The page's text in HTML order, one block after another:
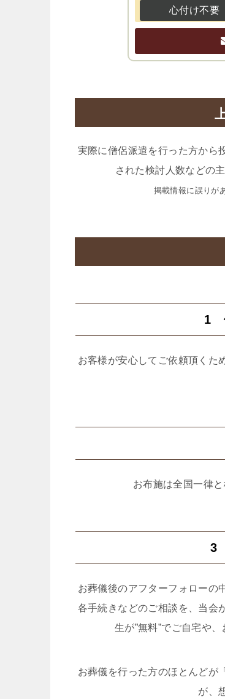
心付け不要
実際に僧侶派遣を行った方から
された検討人数などの
掲載情報に誤りが
1
お客様が安心してご依頼頂くた
お布施は全国一律
3
お葬儀後のアフターフォローの
各手続きなどのご相談を、当会
生が”無料”でご自宅や
お葬儀を行った方のほとんど
が、